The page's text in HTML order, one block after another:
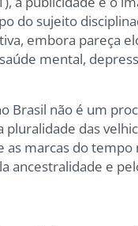
do sujeito
embora pareça
mental,
não é um
das
marcas do
ancestralidade e